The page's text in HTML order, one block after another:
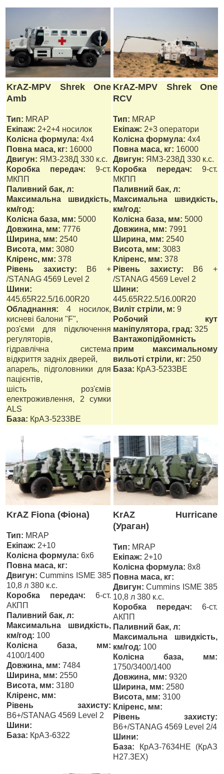
KrAZ-MPV Shrek One
Amb
Тип: MRAP
Екіпаж: 2+2+4 носилок
Колісна формула: 4х4
Повна маса, кг: 16000
Двигун: ЯМЗ-238Д 330 к.с.
Коробка передач: 9-ст.
МКПП
Паливний бак, л:
Максимальна швидкість,
км/год:
Колісна база, мм: 5000
Довжина, мм: 7776
Ширина, мм: 2540
Висота, мм: 3080
Кліренс, мм: 378
Рівень захисту: B6 +
/STANAG 4569 Level 2
Шини:
445.65R22.5/16.00R20
Обладнання: 4 носилок,
кисневі балони "F",
роз'єми для підключення
регуляторів,
гідравлічна система
відкриття задніх дверей,
апарель, підголовники для
пацієнтів,
шість роз'ємів
електроживлення, 2 сумки
ALS
База: КрАЗ-5233ВЕ
KrAZ-MPV Shrek One
RCV
Тип: MRAP
Екіпаж: 2+3 оператори
Колісна формула: 4х4
Повна маса, кг: 16000
Двигун: ЯМЗ-238Д 330 к.с.
Коробка передач: 9-ст.
МКПП
Паливний бак, л:
Максимальна швидкість,
км/год:
Колісна база, мм: 5000
Довжина, мм: 7991
Ширина, мм: 2540
Висота, мм: 3083
Кліренс, мм: 378
Рівень захисту: B6 +
/STANAG 4569 Level 2
Шини:
445.65R22.5/16.00R20
Виліт стріли, м: 9
Робочий кут
маніпулятора, град: 325
Вантажопідйомність
прим максимальному
вильоті стріли, кг: 250
База: КрАЗ-5233ВЕ
KrAZ Fiona (Фіона)
Тип: MRAP
Екіпаж: 2+10
Колісна формула: 6х6
Повна маса, кг:
Двигун: Cummins ISME 385
10,8 л 380 к.с.
Коробка передач: 6-ст.
АКПП
Паливний бак, л:
Максимальна швидкість,
км/год: 100
Колісна база, мм:
4100/1400
Довжина, мм: 7484
Ширина, мм: 2550
Висота, мм: 3180
Кліренс, мм:
Рівень захисту:
B6+/STANAG 4569 Level 2
Шини:
База: КрАЗ-6322
KrAZ Hurricane
(Ураган)
Тип: MRAP
Екіпаж: 2+10
Колісна формула: 8х8
Повна маса, кг:
Двигун: Cummins ISME 385
10,8 л 380 к.с.
Коробка передач: 6-ст.
АКПП
Паливний бак, л:
Максимальна швидкість,
км/год: 100
Колісна база, мм:
1750/3400/1400
Довжина, мм: 9320
Ширина, мм: 2580
Висота, мм: 3100
Кліренс, мм:
Рівень захисту:
B6+/STANAG 4569 Level 2/4
Шини:
База: КрАЗ-7634НЕ (КрАЗ
Н27.3ЕХ)